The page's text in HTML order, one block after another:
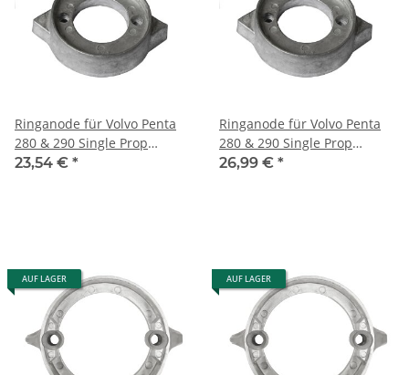
Ringanode für Volvo Penta
280 & 290 Single Prop
Aluminium
23,54 € *
Ringanode für Volvo Penta
280 & 290 Single Prop
Magnesium
26,99 € *
AUF LAGER AUF LAGER